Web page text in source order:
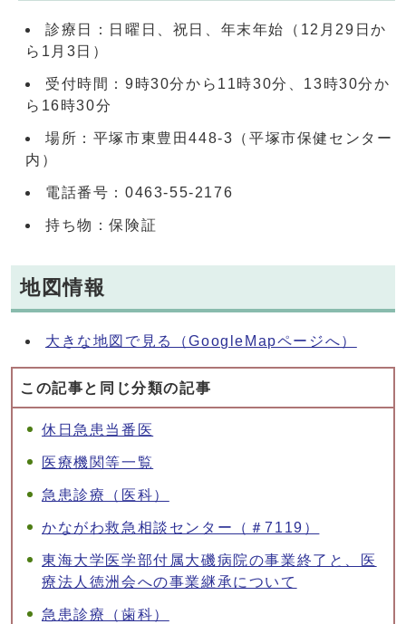
診療日：日曜日、祝日、年末年始（12月29日か
ら1月3日）
受付時間：9時30分から11時30分、13時30分か
ら16時30分
場所：平塚市東豊田448-3（平塚市保健センター
内）
電話番号：0463-55-2176
持ち物：保険証
地図情報
大きな地図で見る（GoogleMapページへ）
この記事と同じ分類の記事
休日急患当番医
医療機関等一覧
急患診療（医科）
かながわ救急相談センター（＃7119）
東海大学医学部付属大磯病院の事業終了と、医
療法人徳洲会への事業継承について
急患診療（歯科）